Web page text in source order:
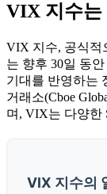
VIX 지수는
VIX 지수, 공식적
는 향후 30일 동
기대를 반영하는
거래소(Cboe
며, VIX는 다양한
VIX 지수의